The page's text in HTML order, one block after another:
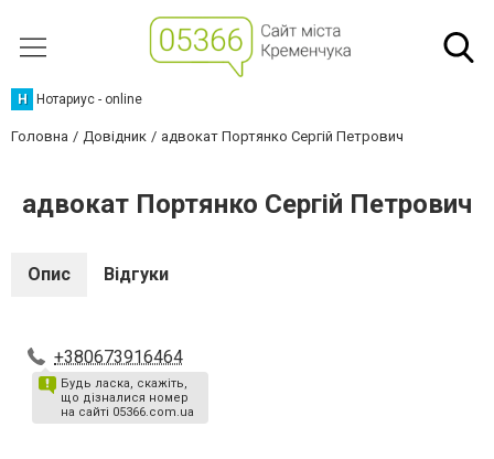
Н Нотариус - online
Головна Довідник адвокат Портянко Сергій Петрович
адвокат Портянко Сергій Петрович
Опис Відгуки
+380673916464
Будь ласка, скажіть,
що дізналися номер
на сайті 05366.com.ua